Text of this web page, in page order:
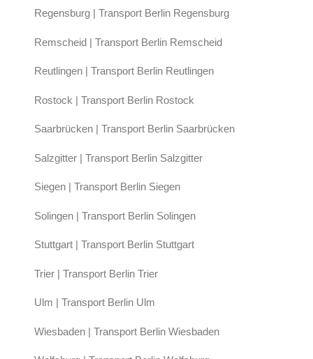
Regensburg | Transport Berlin Regensburg
Remscheid | Transport Berlin Remscheid
Reutlingen | Transport Berlin Reutlingen
Rostock | Transport Berlin Rostock
Saarbrücken | Transport Berlin Saarbrücken
Salzgitter | Transport Berlin Salzgitter
Siegen | Transport Berlin Siegen
Solingen | Transport Berlin Solingen
Stuttgart | Transport Berlin Stuttgart
Trier | Transport Berlin Trier
Ulm | Transport Berlin Ulm
Wiesbaden | Transport Berlin Wiesbaden